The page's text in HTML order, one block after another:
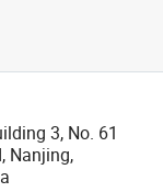
3, No. 61
Nanjing,